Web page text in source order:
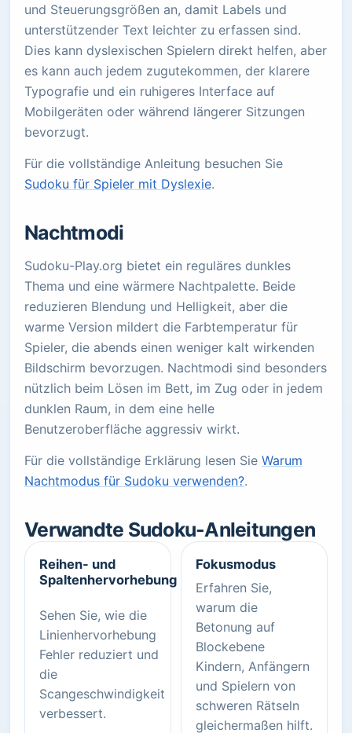
und Steuerungsgrößen an, damit Labels und
unterstützender Text leichter zu erfassen sind.
Dies kann dyslexischen Spielern direkt helfen, aber
es kann auch jedem zugutekommen, der klarere
Typografie und ein ruhigeres Interface auf
Mobilgeräten oder während längerer Sitzungen
bevorzugt.
Für die vollständige Anleitung besuchen Sie
Sudoku für Spieler mit Dyslexie.
Nachtmodi
Sudoku-Play.org bietet ein reguläres dunkles
Thema und eine wärmere Nachtpalette. Beide
reduzieren Blendung und Helligkeit, aber die
warme Version mildert die Farbtemperatur für
Spieler, die abends einen weniger kalt wirkenden
Bildschirm bevorzugen. Nachtmodi sind besonders
nützlich beim Lösen im Bett, im Zug oder in jedem
dunklen Raum, in dem eine helle
Benutzeroberfläche aggressiv wirkt.
Für die vollständige Erklärung lesen Sie Warum
Nachtmodus für Sudoku verwenden?.
Verwandte Sudoku-Anleitungen
Reihen- und
Spaltenhervorhebung
Sehen Sie, wie die
Linienhervorhebung
Fehler reduziert und
die
Scangeschwindigkeit
verbessert.
Fokusmodus
Erfahren Sie,
warum die
Betonung auf
Blockebene
Kindern, Anfängern
und Spielern von
schweren Rätseln
gleichermaßen hilft.